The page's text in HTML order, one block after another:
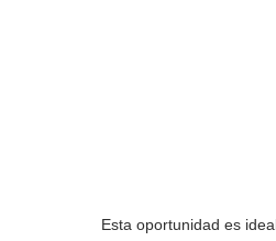
Esta oportunidad es